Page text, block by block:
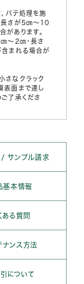
パテ処理を施
長さが5㎝～10
があります。
～2㎝・長さ
まれる場合が
さなクラック
表面まで達し
了承くださ
/ サンプル請求
基本情報
ある質問
ナンス方法
について